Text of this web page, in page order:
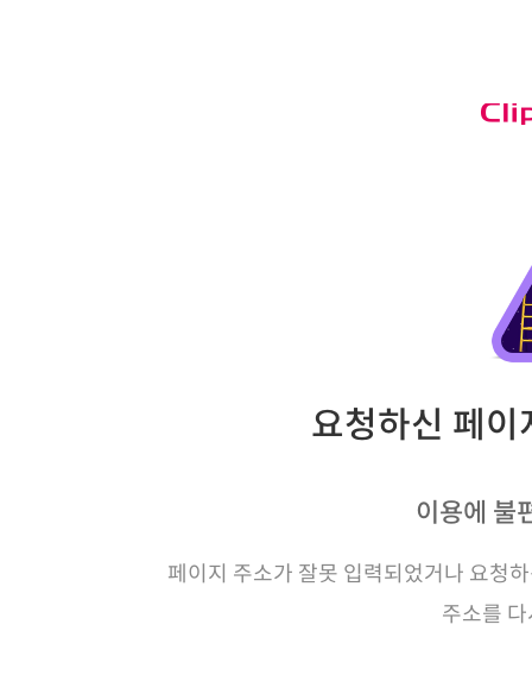
요청하신 페
이용에 불
페이지 주소가 잘못 입력되었거나 요청
주소를